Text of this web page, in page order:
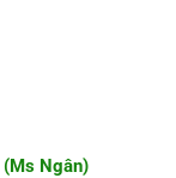
(Ms Ngân)